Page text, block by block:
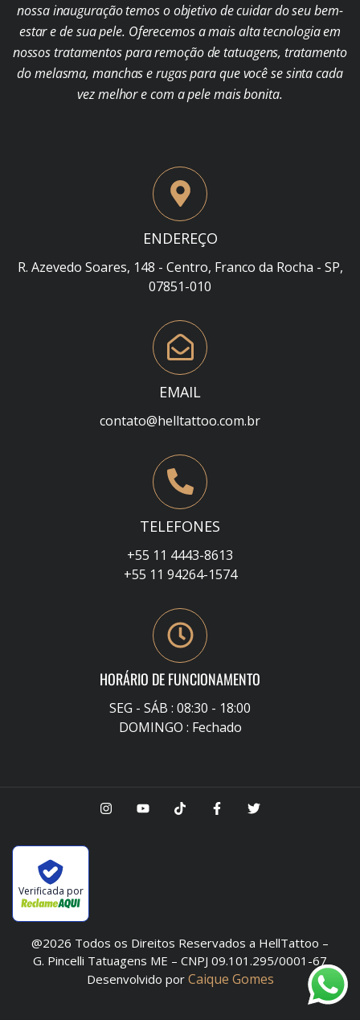
nossa inauguração temos o objetivo de cuidar do seu bem-
estar e de sua pele. Oferecemos a mais alta tecnologia em
nossos tratamentos para remoção de tatuagens, tratamento
do melasma, manchas e rugas para que você se sinta cada
vez melhor e com a pele mais bonita.
ENDEREÇO
R. Azevedo Soares, 148 - Centro, Franco da Rocha - SP,
07851-010
EMAIL
contato@helltattoo.com.br
TELEFONES
+55 11 4443-8613
+55 11 94264-1574
HORÁRIO DE FUNCIONAMENTO
SEG - SÁB : 08:30 - 18:00
DOMINGO : Fechado
Verificada por
@2026 Todos os Direitos Reservados a HellTattoo –
G. Pincelli Tatuagens ME – CNPJ 09.101.295/0001-67
Desenvolvido por Caique Gomes